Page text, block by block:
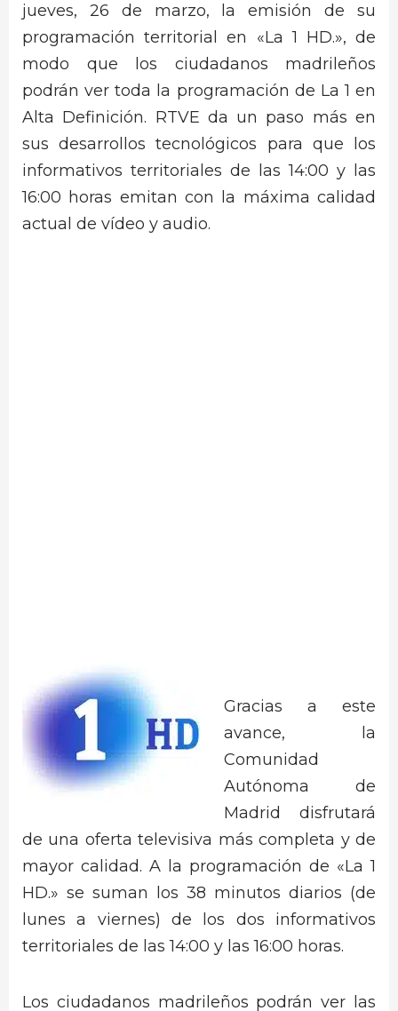
jueves, 26 de marzo, la emisión de su
programación territorial en «La 1 HD.», de
modo que los ciudadanos madrileños
podrán ver toda la programación de La 1 en
Alta Definición. RTVE da un paso más en
sus desarrollos tecnológicos para que los
informativos territoriales de las 14:00 y las
16:00 horas emitan con la máxima calidad
actual de vídeo y audio.
Gracias a este
avance, la
Comunidad
Autónoma de
Madrid disfrutará
de una oferta televisiva más completa y de
mayor calidad. A la programación de «La 1
HD.» se suman los 38 minutos diarios (de
lunes a viernes) de los dos informativos
territoriales de las 14:00 y las 16:00 horas.
Los ciudadanos madrileños podrán ver las